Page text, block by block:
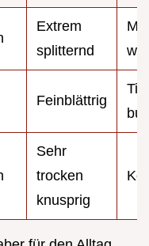
Extrem
splitternd
Feinblättrig
Sehr
trocken
knusprig